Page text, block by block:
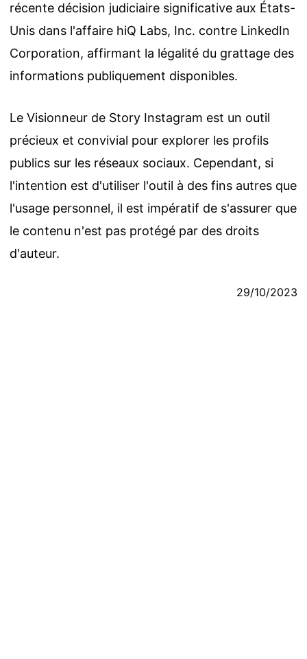
récente décision judiciaire significative aux États-
Unis dans l'affaire hiQ Labs, Inc. contre LinkedIn
Corporation, affirmant la légalité du grattage des
informations publiquement disponibles.
Le Visionneur de Story Instagram est un outil
précieux et convivial pour explorer les profils
publics sur les réseaux sociaux. Cependant, si
l'intention est d'utiliser l'outil à des fins autres que
l'usage personnel, il est impératif de s'assurer que
le contenu n'est pas protégé par des droits
d'auteur.
29/10/2023